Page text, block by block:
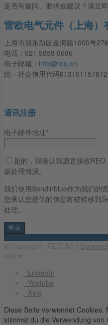
是否有疑问、要求或建议？请立
雷欧电气元件（上海）
上海市浦东新区金海路1000号27
电话：021 5858 0686
电子邮箱： info@reo.cn
统一社会信用代码
通讯注册
电子邮件地址*
是的，我确认我愿意接收
据处理情况。
我们使用Sendinblue作为我们的
您承认您提供的信息将被转移到
处理。
LinkedIn
Youtube
Xing
Diese Seite verwendet
stimmst du die Verwendung von